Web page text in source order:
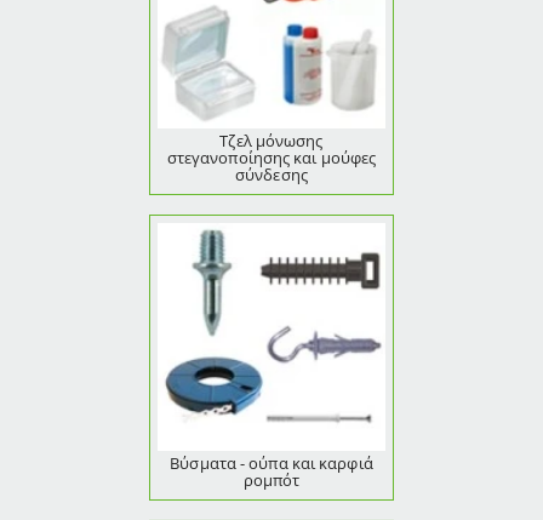
Τζελ μόνωσης
στεγανοποίησης και μούφες
σύνδεσης
Βύσματα - ούπα και καρφιά
ρομπότ